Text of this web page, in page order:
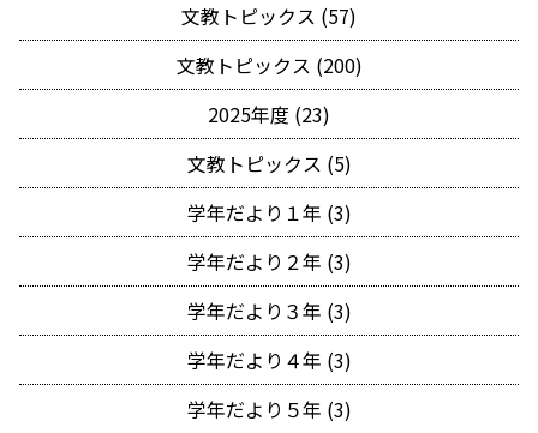
文教トピックス (57)
文教トピックス (200)
2025年度 (23)
文教トピックス (5)
学年だより１年 (3)
学年だより２年 (3)
学年だより３年 (3)
学年だより４年 (3)
学年だより５年 (3)